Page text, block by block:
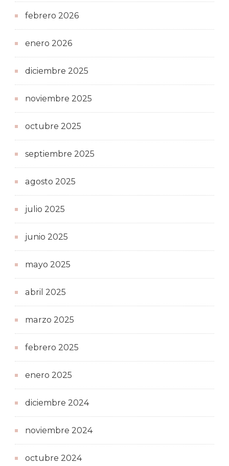
febrero 2026
enero 2026
diciembre 2025
noviembre 2025
octubre 2025
septiembre 2025
agosto 2025
julio 2025
junio 2025
mayo 2025
abril 2025
marzo 2025
febrero 2025
enero 2025
diciembre 2024
noviembre 2024
octubre 2024